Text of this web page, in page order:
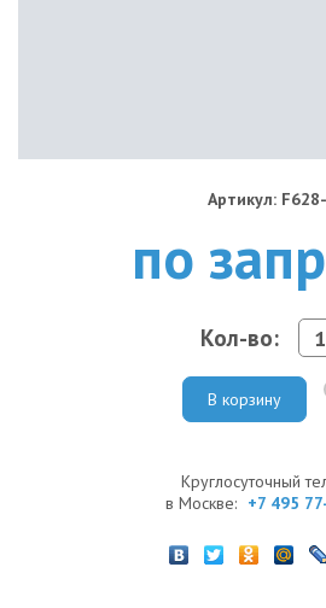
Артикул:
по
Кол-во:
В корзину
Круглосуточный
в Москве: +7 495